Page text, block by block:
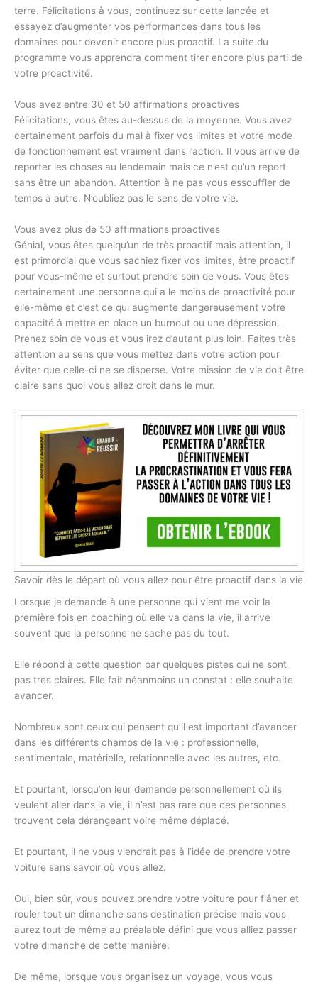
terre. Félicitations à vous, continuez sur cette lancée et
essayez d’augmenter vos performances dans tous les
domaines pour devenir encore plus proactif. La suite du
programme vous apprendra comment tirer encore plus parti de
votre proactivité.
Vous avez entre 30 et 50 affirmations proactives
Félicitations, vous êtes au-dessus de la moyenne. Vous avez
certainement parfois du mal à fixer vos limites et votre mode
de fonctionnement est vraiment dans l’action. Il vous arrive de
reporter les choses au lendemain mais ce n’est qu’un report
sans être un abandon. Attention à ne pas vous essouffler de
temps à autre. N’oubliez pas le sens de votre vie.
Vous avez plus de 50 affirmations proactives
Génial, vous êtes quelqu’un de très proactif mais attention, il
est primordial que vous sachiez fixer vos limites, être proactif
pour vous-même et surtout prendre soin de vous. Vous êtes
certainement une personne qui a le moins de proactivité pour
elle-même et c’est ce qui augmente dangereusement votre
capacité à mettre en place un burnout ou une dépression.
Prenez soin de vous et vous irez d’autant plus loin. Faites très
attention au sens que vous mettez dans votre action pour
éviter que celle-ci ne se disperse. Votre mission de vie doit être
claire sans quoi vous allez droit dans le mur.
Savoir dès le départ où vous allez pour être proactif dans la vie
Lorsque je demande à une personne qui vient me voir la
première fois en coaching où elle va dans la vie, il arrive
souvent que la personne ne sache pas du tout.
Elle répond à cette question par quelques pistes qui ne sont
pas très claires. Elle fait néanmoins un constat : elle souhaite
avancer.
Nombreux sont ceux qui pensent qu’il est important d’avancer
dans les différents champs de la vie : professionnelle,
sentimentale, matérielle, relationnelle avec les autres, etc.
Et pourtant, lorsqu’on leur demande personnellement où ils
veulent aller dans la vie, il n’est pas rare que ces personnes
trouvent cela dérangeant voire même déplacé.
Et pourtant, il ne vous viendrait pas à l’idée de prendre votre
voiture sans savoir où vous allez.
Oui, bien sûr, vous pouvez prendre votre voiture pour flâner et
rouler tout un dimanche sans destination précise mais vous
aurez tout de même au préalable défini que vous alliez passer
votre dimanche de cette manière.
De même, lorsque vous organisez un voyage, vous vous